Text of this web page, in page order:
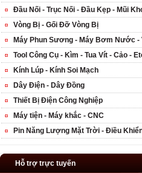
Đầu Nối - Trục Nối - Đầu Kẹp - Mũi
Vòng Bị - Gối Đỡ Vòng Bị
Máy Phun Sương - Máy Bơm Nước
Tool Công Cụ - Kìm - Tua Vít - Cảo -
Kính Lúp - Kính Soi Mạch
Dây Điện - Dây Đồng
Thiết Bị Điện Công Nghiệp
Máy tiện - Máy khắc - CNC
Pin Năng Lượng Mặt Trời - Điều
Hỗ trợ trực tuyến